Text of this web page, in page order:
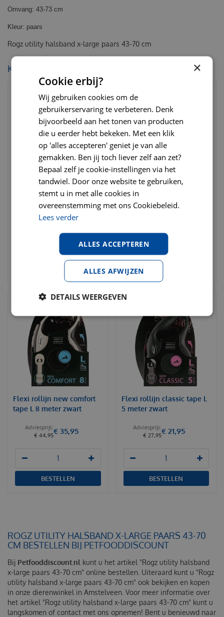
Omvang: 43-73 cm
Kleur: paars
Rogz utility halsband x-large paars 43-70 cm
KIJK OOK EENS NAAR:
large 8 meter zwart
€ 28,95
Kngf dressuurlijn 1.5 cm x
1,90 meter
Flexi rollijn new comfort
tape L 8 meter zwart
€ 44,95€ 35,95
BESTELLEN
Flexi rollijn classic tape L
5 meter zwart
€ 27,95€ 21,95
BESTELLEN
ROGZ UTILITY HALSBAND X-LARGE PAARS 43-70
CM BESTELLEN BIJ PETFOODDISCOUNT
Bij Petfooddiscount.nl kunt u het artikel "Rogz utility halsband
x-large paars 43-70 cm" online bestellen. Uiteraard kunt u "Rogz
utility halsband x-large paars 43-70 cm" ook bekijken en kopen
in onze dierenwinkel in Amstelveen. Voor meer informatie over
het artikel "Rogz utility halsband x-large paars 43-70 cm" kunt u
langskomen of contact met ons opnemen! Bent u benieuwd naar
×
Cookie erbij?
Wij gebruiken cookies om de
gebruikerservaring te verbeteren. Denk
bijvoorbeeld aan het tonen van producten
die u eerder hebt bekeken. Met een klik
op 'alles accepteren' geniet je van alle
gemakken. Ben jij toch liever zelf aan zet?
Bepaal zelf je cookie-instellingen via het
tandwiel. Door onze website te gebruiken,
stemt u in met alle cookies in
overeenstemming met ons Cookiebeleid.
Lees verder
ALLES ACCEPTEREN
ALLES AFWIJZEN
DETAILS WEERGEVEN